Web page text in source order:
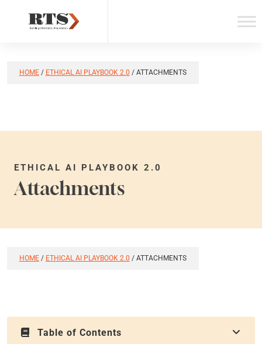
HOME/ ETHICAL AI PLAYBOOK 2.0 / ATTACHMENTS
ETHICAL AI PLAYBOOK 2.0
Attachments
HOME/ ETHICAL AI PLAYBOOK 2.0 / ATTACHMENTS
Table of Contents